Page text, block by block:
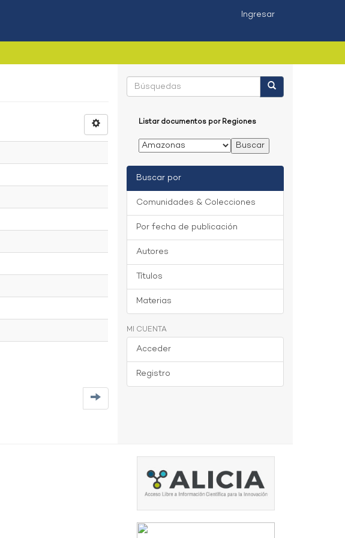
Ingresar
Listar documentos por Regiones
Buscar por
Comunidades & Colecciones
Por fecha de publicación
Autores
Títulos
Materias
MI CUENTA
Acceder
Registro